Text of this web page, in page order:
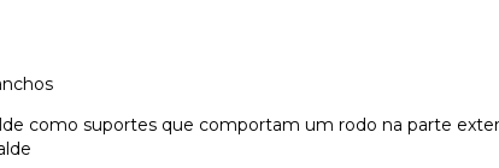
como suportes que comportam um rodo na parte